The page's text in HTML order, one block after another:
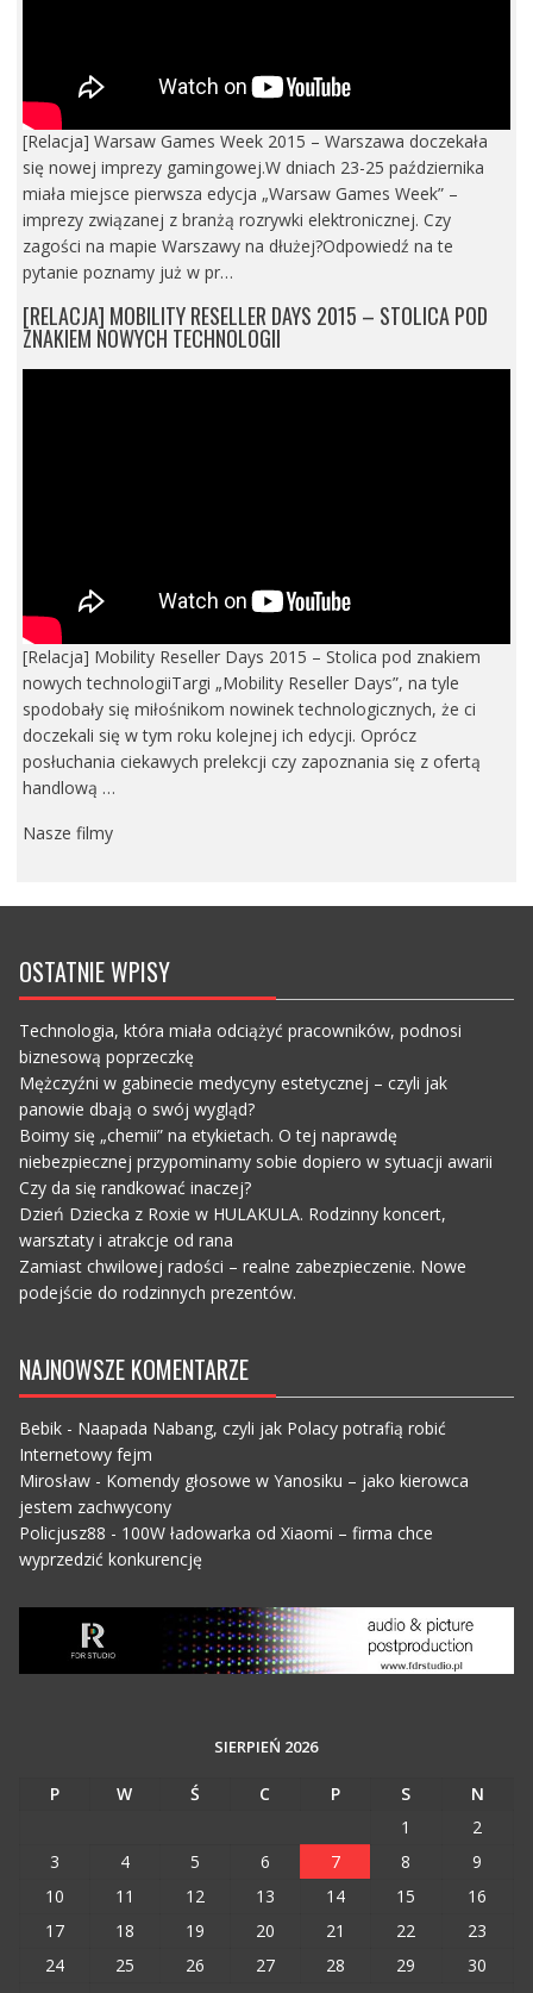
[Relacja] Warsaw Games Week 2015 – Warszawa doczekała
się nowej imprezy gamingowej.W dniach 23-25 października
miała miejsce pierwsza edycja „Warsaw Games Week” –
imprezy związanej z branżą rozrywki elektronicznej. Czy
zagości na mapie Warszawy na dłużej?Odpowiedź na te
pytanie poznamy już w pr…
[RELACJA] MOBILITY RESELLER DAYS 2015 – STOLICA POD
ZNAKIEM NOWYCH TECHNOLOGII
[Relacja] Mobility Reseller Days 2015 – Stolica pod znakiem
nowych technologiiTargi „Mobility Reseller Days”, na tyle
spodobały się miłośnikom nowinek technologicznych, że ci
doczekali się w tym roku kolejnej ich edycji. Oprócz
posłuchania ciekawych prelekcji czy zapoznania się z ofertą
handlową …
Nasze filmy
OSTATNIE WPISY
Technologia, która miała odciążyć pracowników, podnosi
biznesową poprzeczkę
Mężczyźni w gabinecie medycyny estetycznej – czyli jak
panowie dbają o swój wygląd?
Boimy się „chemii” na etykietach. O tej naprawdę
niebezpiecznej przypominamy sobie dopiero w sytuacji awarii
Czy da się randkować inaczej?
Dzień Dziecka z Roxie w HULAKULA. Rodzinny koncert,
warsztaty i atrakcje od rana
Zamiast chwilowej radości – realne zabezpieczenie. Nowe
podejście do rodzinnych prezentów.
NAJNOWSZE KOMENTARZE
Bebik- Naapada Nabang, czyli jak Polacy potrafią robić
Internetowy fejm
Mirosław- Komendy głosowe w Yanosiku – jako kierowca
jestem zachwycony
Policjusz88 - 100W ładowarka od Xiaomi – firma chce
wyprzedzić konkurencję
SIERPIEŃ 2026
P W Ś C P S
N
1
2
3
4 5 6 7 8
9
10
11 12 13 14 15
16
17
18 19 20 21 22
23
24
25 26 27 28 29
30